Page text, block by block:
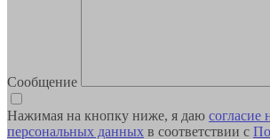
Сообщение
Нажимая на кнопку ниже, я даю согласие
персональных данных в соответствии с